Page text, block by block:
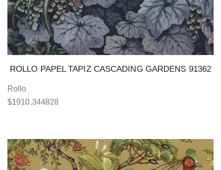
ROLLO PAPEL TAPIZ CASCADING GARDENS 91362
Rollo
$1910.344828